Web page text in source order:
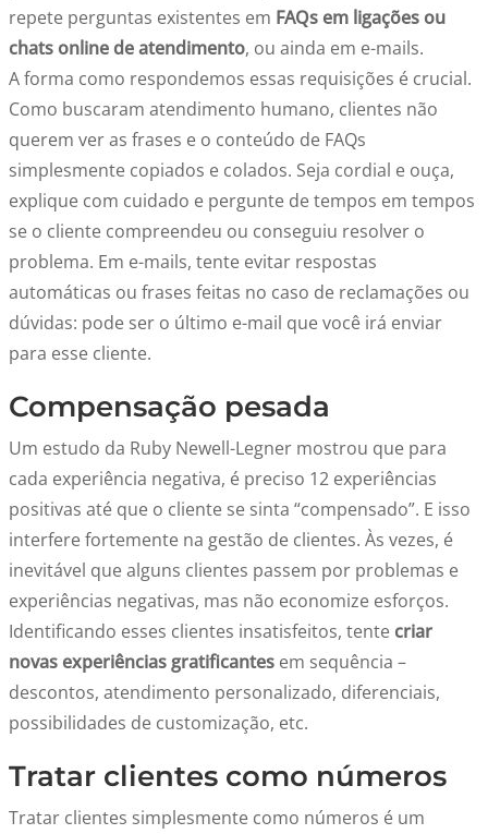
repete perguntas existentes em FAQs em ligações ou
chats online de atendimento, ou ainda em e-mails.
A forma como respondemos essas requisições é crucial.
Como buscaram atendimento humano, clientes não
querem ver as frases e o conteúdo de FAQs
simplesmente copiados e colados. Seja cordial e ouça,
explique com cuidado e pergunte de tempos em tempos
se o cliente compreendeu ou conseguiu resolver o
problema. Em e-mails, tente evitar respostas
automáticas ou frases feitas no caso de reclamações ou
dúvidas: pode ser o último e-mail que você irá enviar
para esse cliente.
Compensação pesada
Um estudo da Ruby Newell-Legner mostrou que para
cada experiência negativa, é preciso 12 experiências
positivas até que o cliente se sinta “compensado”. E isso
interfere fortemente na gestão de clientes. Às vezes, é
inevitável que alguns clientes passem por problemas e
experiências negativas, mas não economize esforços.
Identificando esses clientes insatisfeitos, tente criar
novas experiências gratificantes em sequência –
descontos, atendimento personalizado, diferenciais,
possibilidades de customização, etc.
Tratar clientes como números
Tratar clientes simplesmente como números é um